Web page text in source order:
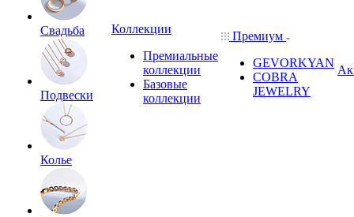
Свадьба
Подвески
Колье
Коллекции
Премиальные
коллекции
Базовые
коллекции
Премиум
GEVORKYAN
COBRA
JEWELRY